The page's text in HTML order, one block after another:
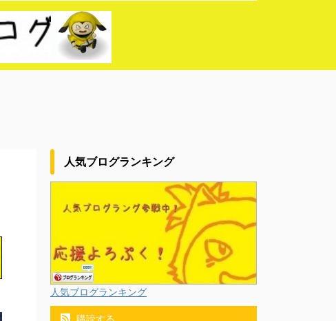
人気ブログランキング
人気ブログランキング
購読する